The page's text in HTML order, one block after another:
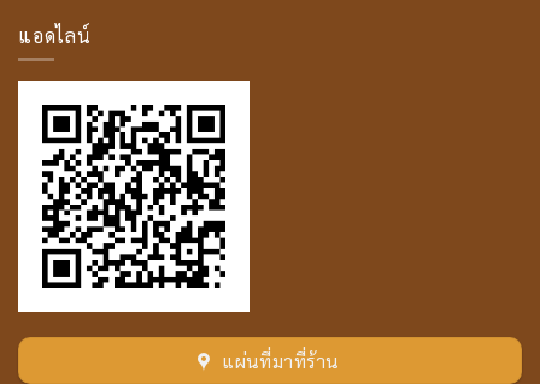
แอดไลน์
แผ่นที่มาที่ร้าน